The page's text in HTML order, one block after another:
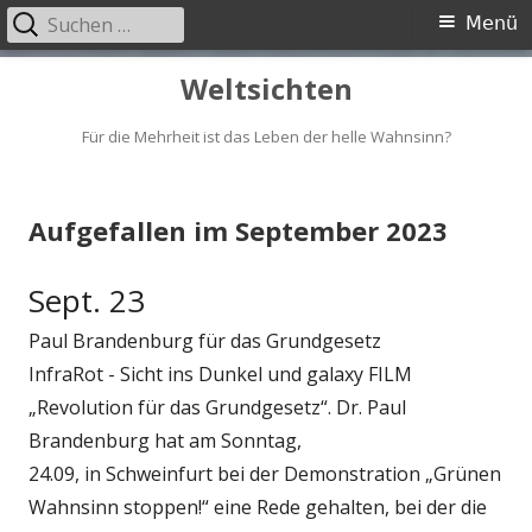
Weltsichten
Für die Mehrheit ist das Leben der helle Wahnsinn?
Primäres
Menü
Suchen
nach:
Aufgefallen im September 2023
Sept. 23
Paul Brandenburg für das Grundgesetz
InfraRot - Sicht ins Dunkel und galaxy FILM
„Revolution für das Grundgesetz“. Dr. Paul
Brandenburg hat am Sonntag,
24.09, in Schweinfurt bei der Demonstration „Grünen
Wahnsinn stoppen!“ eine Rede gehalten, bei der die